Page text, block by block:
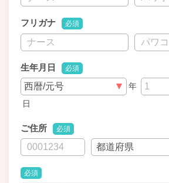
フリガナ 必須
生年月日 必須
年
日
ご住所 必須
必須